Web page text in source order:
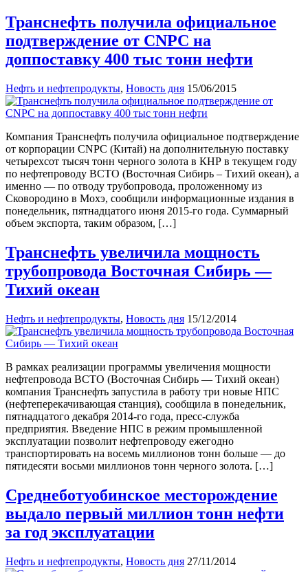
Транснефть получила официальное
подтверждение от CNPC на
доппоставку 400 тыс тонн нефти
Нефть и нефтепродукты, Новость дня 15/06/2015
Компания Транснефть получила официальное подтверждение
от корпорации CNPC (Китай) на дополнительную поставку
четырехсот тысяч тонн черного золота в КНР в текущем году
по нефтепроводу ВСТО (Восточная Сибирь – Тихий океан), а
именно — по отводу трубопровода, проложенному из
Сковородино в Мохэ, сообщили информационные издания в
понедельник, пятнадцатого июня 2015-го года. Суммарный
объем экспорта, таким образом, […]
Транснефть увеличила мощность
трубопровода Восточная Сибирь —
Тихий океан
Нефть и нефтепродукты, Новость дня 15/12/2014
В рамках реализации программы увеличения мощности
нефтепровода ВСТО (Восточная Сибирь — Тихий океан)
компания Транснефть запустила в работу три новые НПС
(нефтеперекачивающая станция), сообщила в понедельник,
пятнадцатого декабря 2014-го года, пресс-служба
предприятия. Введение НПС в режим промышленной
эксплуатации позволит нефтепроводу ежегодно
транспортировать на восемь миллионов тонн больше — до
пятидесяти восьми миллионов тонн черного золота. […]
Среднеботуобинское месторождение
выдало первый миллион тонн нефти
за год эксплуатации
Нефть и нефтепродукты, Новость дня 27/11/2014